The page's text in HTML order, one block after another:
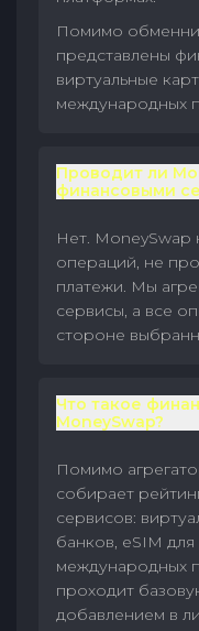
Помимо
представлены
виртуальные
международных
Проводит ли
финансовыми
Нет.
операций, не
платежи. Мы
сервисы, а все
стороне
Что такое
MoneySwap?
Помимо
собирает
сервисов:
банков, eSIM
международных
проходит
добавлением в